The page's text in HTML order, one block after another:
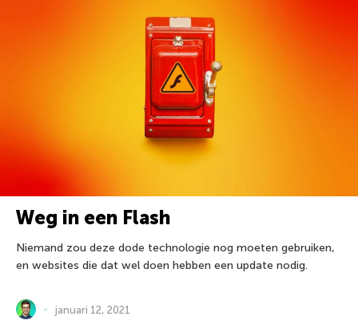
Weg in een Flash
Niemand zou deze dode technologie nog moeten gebruiken,
en websites die dat wel doen hebben een update nodig.
januari 12, 2021